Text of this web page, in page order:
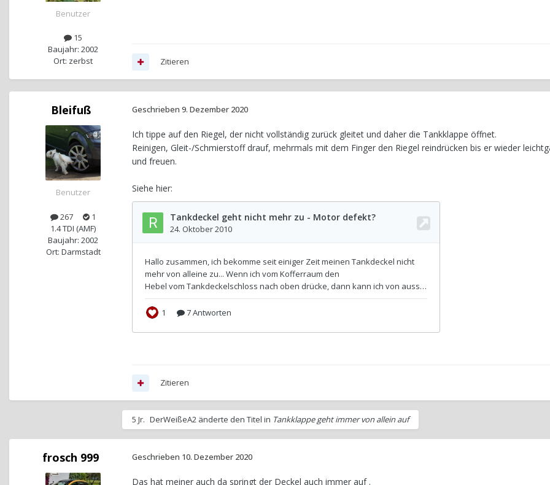
Benutzer
15
Baujahr: 2002
Ort: zerbst
Zitieren
Bleifuß
Benutzer
267
1
1.4 TDI (AMF)
Baujahr: 2002
Ort: Darmstadt
Geschrieben 9. Dezember 2020
Ich tippe auf den Riegel, der nicht vollständig zurück gleitet und daher die Tankklappe öffnet.
Reinigen, Gleit-/Schmierstoff drauf, mehrmals mit dem Finger den Riegel reindrücken bis er wieder
und freuen.
Siehe hier:
Zitieren
5 Jr. DerWeißeA2 änderte den Titel in Tankklappe geht immer von allein auf
frosch 999 Geschrieben 10. Dezember 2020
Das hat meiner auch da springt der Deckel auch immer auf .